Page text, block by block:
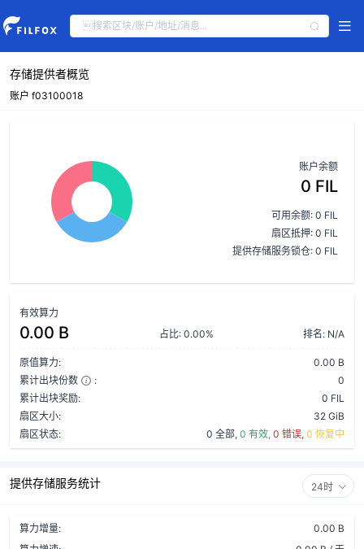
存储提供者概览
账户 f03100018
账户余额
0 FIL
可用余额: 0 FIL
扇区抵押: 0 FIL
提供存储服务锁仓: 0 FIL
有效算力
0.00 B 占比: 0.00% 排名: N/A
原值算力:
0.00 B
累计出块份数
:
0
累计出块奖励:
0 FIL
扇区大小:
32 GiB
扇区状态:
0 全部, 0 有效, 0 错误, 0 恢复中
提供存储服务统计 24时
算力增量:
0.00 B